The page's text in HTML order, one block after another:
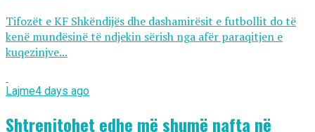
Tifozët e KF Shkëndijës dhe dashamirësit e futbollit do të
kenë mundësinë të ndjekin sërish nga afër paraqitjen e
kuqezinjve...
Lajme4 days ago
Shtrenjtohet edhe më shumë nafta në